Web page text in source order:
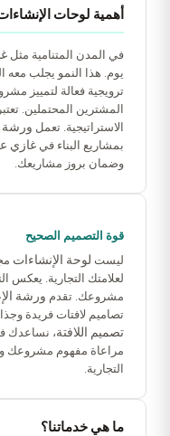
أهمية لوحات
في المدن المتنامية مثل
يوم. هذا النمو يجلب معه
ترويجية فعالة لتمييز
المشترين المحتملين. تعتبر
الاستراتيجية. تعمل ورشة
بمشاريع البناء في غازي
وضمان بروز مشاريعك.
قوة التصميم الصحيح
ليست لوحة الإنشاءات
لعلامتك التجارية. يعكس
مشروعك. تقدم ورشة
تصاميم لافتات فريدة
تصميم اللافتة، نساعدك
مراعاة مفهوم مشروعك
التجارية.
ما هي خدماتنا؟